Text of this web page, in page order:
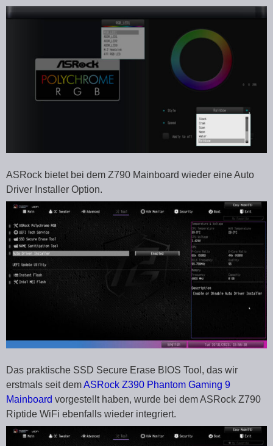
ASRock bietet bei dem Z790 Mainboard wieder eine Auto
Driver Installer Option.
Das praktische SSD Secure Erase BIOS Tool, das wir
erstmals seit demASRock Z390 Phantom Gaming 9
Mainboard vorgestellt haben, wurde bei dem ASRock Z790
Riptide WiFi ebenfalls wieder integriert.